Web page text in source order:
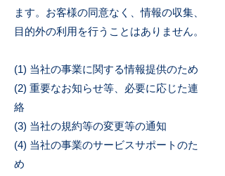
ます。お客様の同意なく、情報の収集、
目的外の利用を行うことはありません。
(1) 当社の事業に関する情報提供のため
(2) 重要なお知らせ等、必要に応じた連
絡
(3) 当社の規約等の変更等の通知
(4) 当社の事業のサービスサポートのた
め